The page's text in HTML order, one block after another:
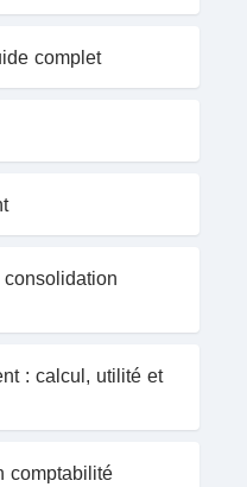
complet
: calcul, utilité et
comptabilité